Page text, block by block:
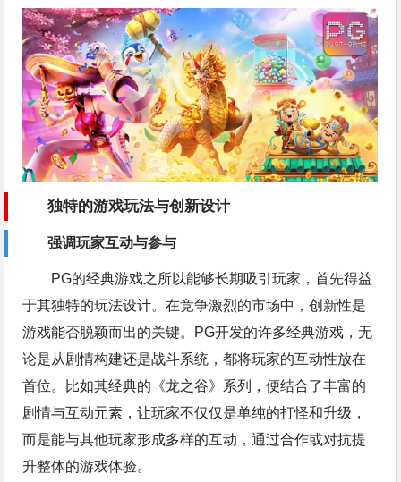
独特的游戏玩法与创新设计
强调玩家互动与参与
PG的经典游戏之所以能够长期吸引玩家，首先得益
于其独特的玩法设计。在竞争激烈的市场中，创新性是
游戏能否脱颖而出的关键。PG开发的许多经典游戏，无
论是从剧情构建还是战斗系统，都将玩家的互动性放在
首位。比如其经典的《龙之谷》系列，便结合了丰富的
剧情与互动元素，让玩家不仅仅是单纯的打怪和升级，
而是能与其他玩家形成多样的互动，通过合作或对抗提
升整体的游戏体验。